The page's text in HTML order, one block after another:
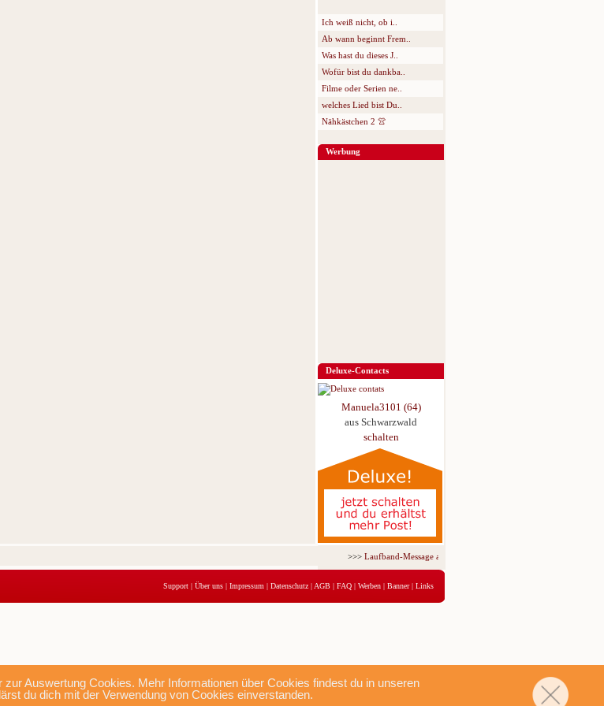
Auswertung Cookies. Mehr Informationen über Cookies findest du in unseren
du dich mit der Verwendung von Cookies einverstanden.
Ich weiß nicht, ob i..
Ab wann beginnt Frem..
Was hast du dieses J..
Wofür bist du dankba..
Filme oder Serien ne..
welches Lied bist Du..
Nähkästchen 2 👚
Werbung
Deluxe-Contacts
Manuela3101 (64)
aus Schwarzwald
schalten
>>>Laufband-Message ab nur 5,95 € für 3 Tage!
Support | Über uns | Impressum | Datenschutz | AGB | FAQ | Werben | Banner| Links